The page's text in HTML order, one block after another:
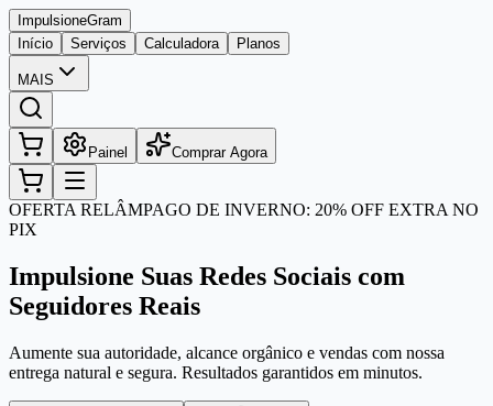
ImpulsioneGram
Início
Serviços Calculadora Planos
MAIS
Painel Comprar Agora
OFERTA RELÂMPAGO DE INVERNO: 20% OFF EXTRA NO
PIX
Impulsione Suas Redes Sociais com
Seguidores Reais
Aumente sua autoridade, alcance orgânico e vendas com nossa
entrega natural e segura. Resultados garantidos em minutos.